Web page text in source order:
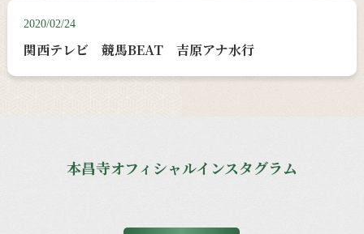
2020/02/24
関西テレビ 競馬BEAT 吉原アナ水行
本昌寺オフィシャルインスタグラム